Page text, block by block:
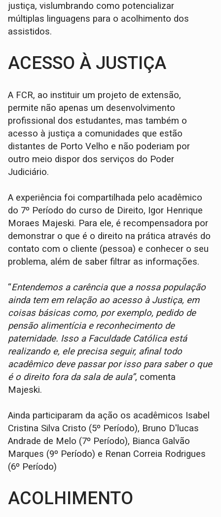
justiça, vislumbrando como potencializar
múltiplas linguagens para o acolhimento dos
assistidos.
ACESSO À JUSTIÇA
A FCR, ao instituir um projeto de extensão,
permite não apenas um desenvolvimento
profissional dos estudantes, mas também o
acesso à justiça a comunidades que estão
distantes de Porto Velho e não poderiam por
outro meio dispor dos serviços do Poder
Judiciário.
A experiência foi compartilhada pelo acadêmico
do 7º Período do curso de Direito, Igor Henrique
Moraes Majeski. Para ele, é recompensadora por
demonstrar o que é o direito na prática através do
contato com o cliente (pessoa) e conhecer o seu
problema, além de saber filtrar as informações.
“Entendemos a carência que a nossa população
ainda tem em relação ao acesso à Justiça, em
coisas básicas como, por exemplo, pedido de
pensão alimentícia e reconhecimento de
paternidade. Isso a Faculdade Católica está
realizando e, ele precisa seguir, afinal todo
acadêmico deve passar por isso para saber o que
é o direito fora da sala de aula”, comenta
Majeski.
Ainda participaram da ação os acadêmicos Isabel
Cristina Silva Cristo (5º Período), Bruno D'lucas
Andrade de Melo (7º Período), Bianca Galvão
Marques (9º Período) e Renan Correia Rodrigues
(6º Período)
ACOLHIMENTO